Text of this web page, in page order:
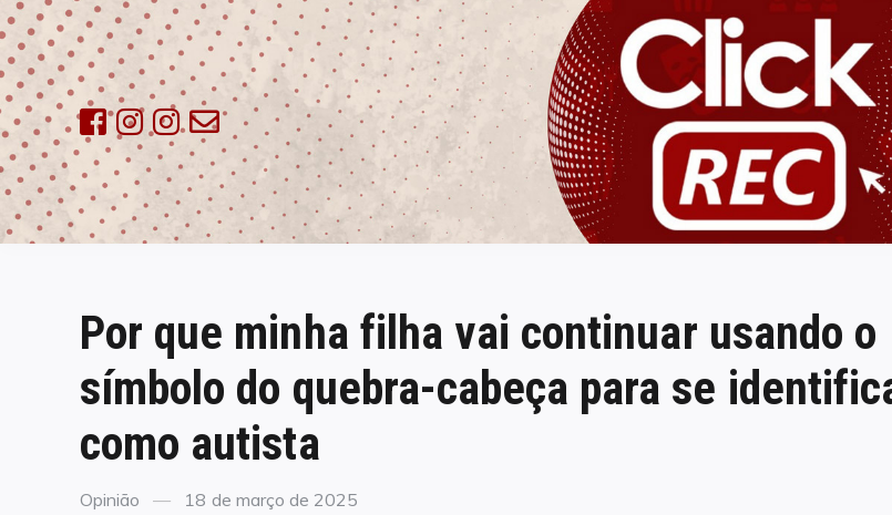
Skip
to
content
ClickREC
Por que minha filha vai continuar usando o
símbolo do quebra-cabeça para se
como autista
Categories
Opinião
Posted
18 de março de 2025